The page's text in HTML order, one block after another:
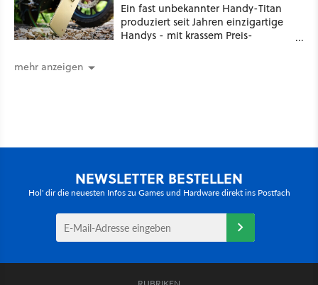
Ein fast unbekannter Handy-Titan
produziert seit Jahren einzigartige
Handys - mit krassem Preis-
mehr anzeigen
NEWSLETTER BESTELLEN
Hol' dir die neuesten Infos zu Games und Hardware direkt ins Postfach